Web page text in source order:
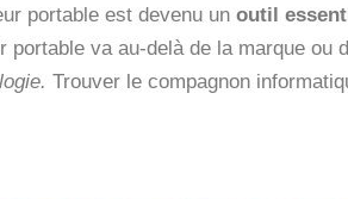
portable est devenu un outil
portable va au-delà de la marque ou
Trouver le compagnon